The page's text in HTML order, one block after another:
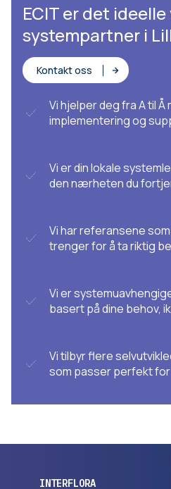
ECIT er det
systempartner i
Kontakt oss
Vi hjelper deg fra A til Å
implementering og
Vi er din lokale
den nærheten du
Vi har referansene
trenger for å ta riktig
Vi er
basert på dine behov,
Vi tilbyr flere
som passer perfekt
INTERFLORA